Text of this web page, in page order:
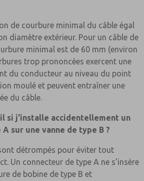
de courbure minimal du câble égal
diamètre extérieur. Pour un câble de
minimal est de 60 mm (environ
trop prononcées exercent une
du conducteur au niveau du point
moulé et peuvent entraîner une
du câble.
si j'installe accidentellement un
sur une vanne de type B ?
détrompés pour éviter tout
Un connecteur de type A ne s'insère
de bobine de type B et